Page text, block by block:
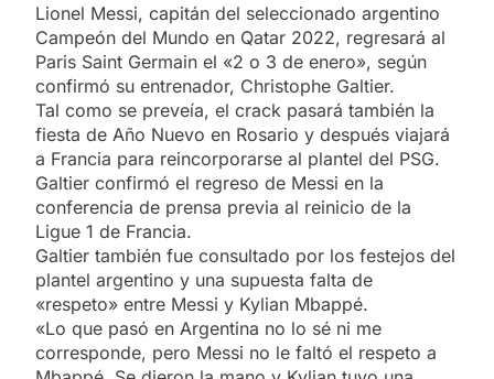
Lionel Messi, capitán del seleccionado argentino
Campeón del Mundo en Qatar 2022, regresará al
Paris Saint Germain el «2 o 3 de enero», según
confirmó su entrenador, Christophe Galtier.
Tal como se preveía, el crack pasará también la
fiesta de Año Nuevo en Rosario y después viajará
a Francia para reincorporarse al plantel del PSG.
Galtier confirmó el regreso de Messi en la
conferencia de prensa previa al reinicio de la
Ligue 1 de Francia.
Galtier también fue consultado por los festejos del
plantel argentino y una supuesta falta de
«respeto» entre Messi y Kylian Mbappé.
«Lo que pasó en Argentina no lo sé ni me
corresponde, pero Messi no le faltó el respeto a